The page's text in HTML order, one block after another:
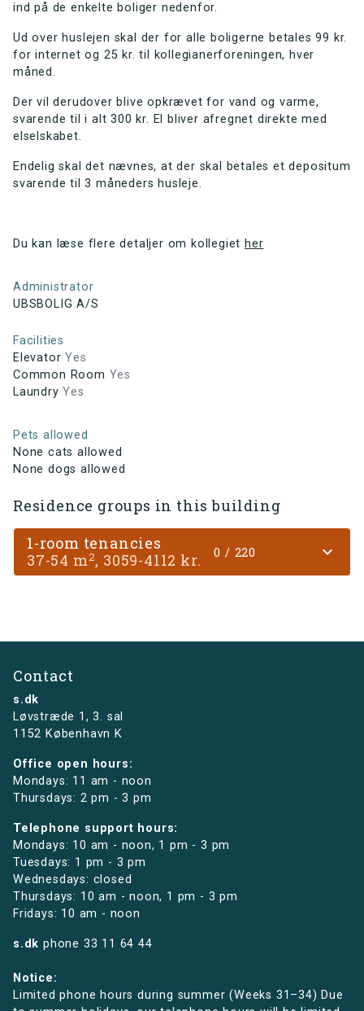
ind på de enkelte boliger nedenfor.
Ud over huslejen skal der for alle boligerne betales 99 kr.
for internet og 25 kr. til kollegianerforeningen, hver
måned.
Der vil derudover blive opkrævet for vand og varme,
svarende til i alt 300 kr. El bliver afregnet direkte med
elselskabet.
Endelig skal det nævnes, at der skal betales et depositum
svarende til 3 måneders husleje.
Du kan læse flere detaljer om kollegiether
Administrator
UBSBOLIG A/S
Facilities
Elevator Yes
Common Room Yes
Laundry Yes
Pets allowed
None cats allowed
None dogs allowed
Residence groups in this building
1-room tenancies
37-54 m2, 3059-4112 kr. 0 / 220 expand_more
Contact
s.dk
Løvstræde 1,3. sal
1152 København K
Office open hours:
Mondays: 11 am - noon
Thursdays: 2 pm - 3 pm
Telephone support hours:
Mondays: 10 am - noon, 1 pm - 3 pm
Tuesdays: 1 pm - 3 pm
Wednesdays: closed
Thursdays: 10 am - noon, 1 pm - 3 pm
Fridays: 10 am - noon
s.dk phone 33 11 64 44
Notice:
Limited phone hours during summer (Weeks 31–34) Due